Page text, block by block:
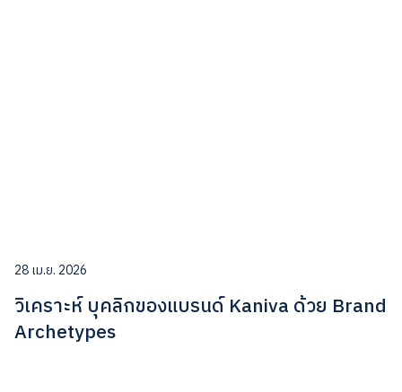
28 เม.ย. 2026
วิเคราะห์ บุคลิกของแบรนด์ Kaniva ด้วย Brand
Archetypes